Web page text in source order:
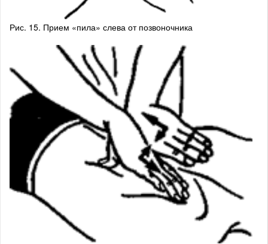
Рис. 15. Прием «пила» слева от позвоночника